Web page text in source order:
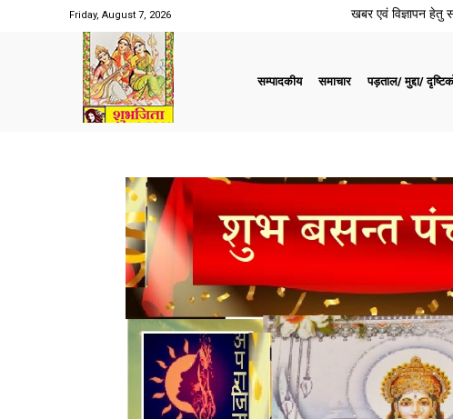
Friday, August 7, 2026 खबर एवं विज्ञापन हेतु
सम्पादकीय समाचार पड़ताल/ मुद्दा/